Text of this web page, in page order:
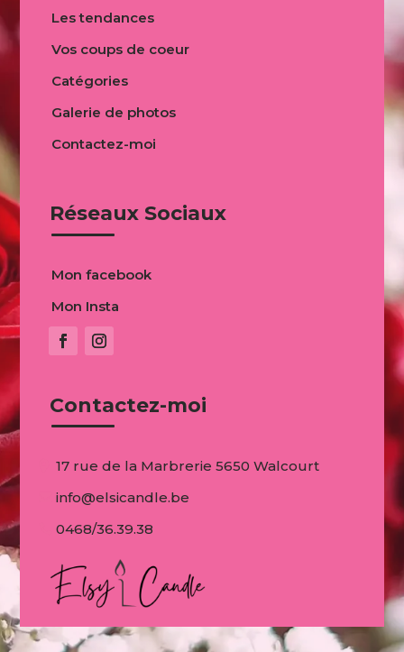
Les tendances
Vos coups de coeur
Catégories
Galerie de photos
Contactez-moi
Réseaux Sociaux
Mon facebook
Mon Insta
Contactez-moi
17 rue de la Marbrerie 5650 Walcourt
info@elsicandle.be
0468/36.39.38